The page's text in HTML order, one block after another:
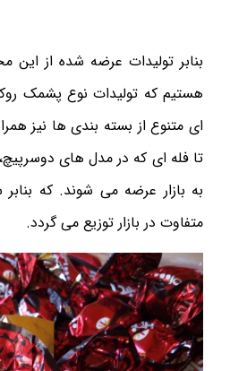
بنابر تولیدات عرضه شده از این
هستیم که تولیدات نوع پشمک
ای متنوع از بسته بندی ها نیز
تا فله ای که در مدل های
به بازار عرضه می شوند. که
متفاوت در بازار توزیع می گردد.